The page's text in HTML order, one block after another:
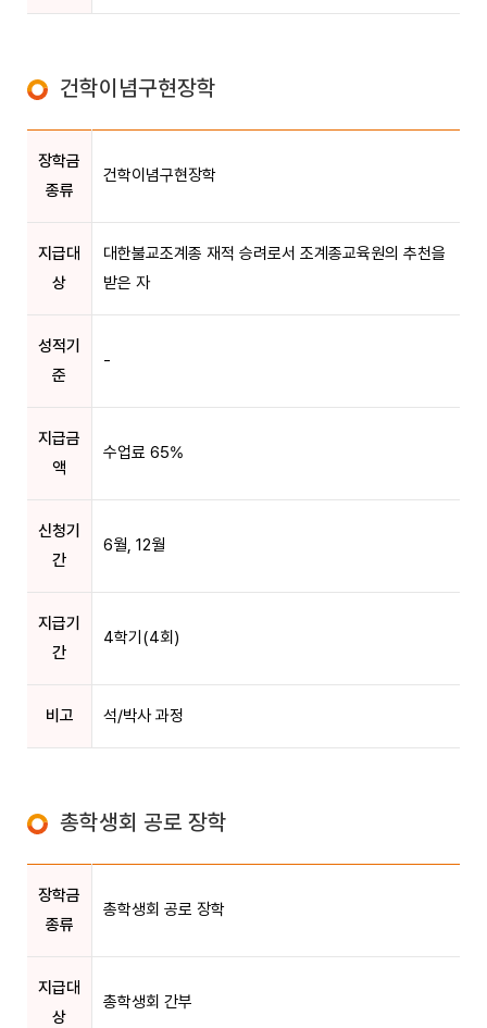
건학이념구현장학
장학금
종류
건학이념구현장학
지급대
상
대한불교조계종 재적 승려로서 조계종교육원의 추천을
받은 자
성적기
준
-
지급금
액
수업료 65%
신청기
간
6월, 12월
지급기
간
4학기(4회)
비고 석/박사 과정
총학생회 공로 장학
장학금
종류
총학생회 공로 장학
지급대
상
총학생회 간부